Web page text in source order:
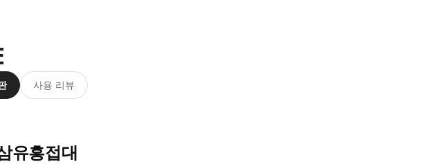
사용 리뷰
유흥접대